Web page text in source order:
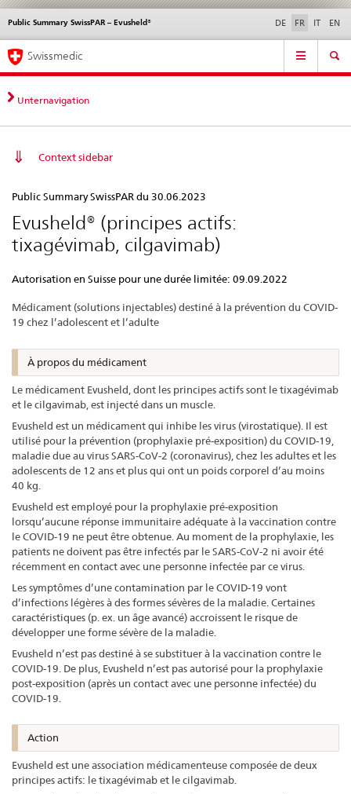
Navigation
directe:
actualités,
bases
contact
Actualités & Mises à
normes
Contact | Support &
aide
Public Summary SwissPAR – Evusheld® DE FR IT EN
Service
Navigation
Swissmedic
Unternavigation
Context sidebar
Summary
SwissPAR
–
Evusheld®
Public Summary SwissPAR du 30.06.2023
Evusheld® (principes actifs:
tixagévimab, cilgavimab)
Autorisation en Suisse pour une durée limitée: 09.09.2022
Médicament (solutions injectables) destiné à la prévention du COVID-
19 chez l’adolescent et l’adulte
À propos du médicament
Le médicament Evusheld, dont les principes actifs sont le tixagévimab
et le cilgavimab, est injecté dans un muscle.
Evusheld est un médicament qui inhibe les virus (virostatique). Il est
utilisé pour la prévention (prophylaxie pré-exposition) du COVID-19,
maladie due au virus SARS-CoV-2 (coronavirus), chez les adultes et les
adolescents de 12 ans et plus qui ont un poids corporel d’au moins
40 kg.
Evusheld est employé pour la prophylaxie pré-exposition
lorsqu’aucune réponse immunitaire adéquate à la vaccination contre
le COVID-19 ne peut être obtenue. Au moment de la prophylaxie, les
patients ne doivent pas être infectés par le SARS-CoV-2 ni avoir été
récemment en contact avec une personne infectée par ce virus.
Les symptômes d’une contamination par le COVID-19 vont
d’infections légères à des formes sévères de la maladie. Certaines
caractéristiques (p. ex. un âge avancé) accroissent le risque de
développer une forme sévère de la maladie.
Evusheld n’est pas destiné à se substituer à la vaccination contre le
COVID-19. De plus, Evusheld n’est pas autorisé pour la prophylaxie
post-exposition (après un contact avec une personne infectée) du
COVID-19.
Action
Evusheld est une association médicamenteuse composée de deux
principes actifs: le tixagévimab et le cilgavimab.